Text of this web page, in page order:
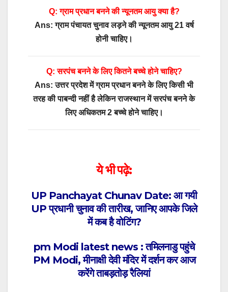
Q: ग्राम प्रधान बनने की न्यूनतम आयु क्या है?
Ans: ग्राम पंचायत चुनाव लड़ने की न्यूनतम आयु 21 वर्ष
होनी चाहिए।
Q: सरपंच बनने के लिए कितने बच्चे होने चाहिए?
Ans: उत्तर प्रदेश में ग्राम प्रधान बनने के लिए किसी भी
तरह की पाबन्दी नहीं है लेकिन राजस्थान में सरपंच बनने के
लिए अधिकतम 2 बच्चे होने चाहिए।
ये भी पढ़े:
UP Panchayat Chunav Date: आ गयी
UP प्रधानी चुनाव की तारीख, जानिए आपके जिले
में कब है वोटिंग?
pm Modi latest news : तमिलनाडु पहुंचे
PM Modi, मीनाक्षी देवी मंदिर में दर्शन कर आज
करेंगे ताबड़तोड़ रैलियां